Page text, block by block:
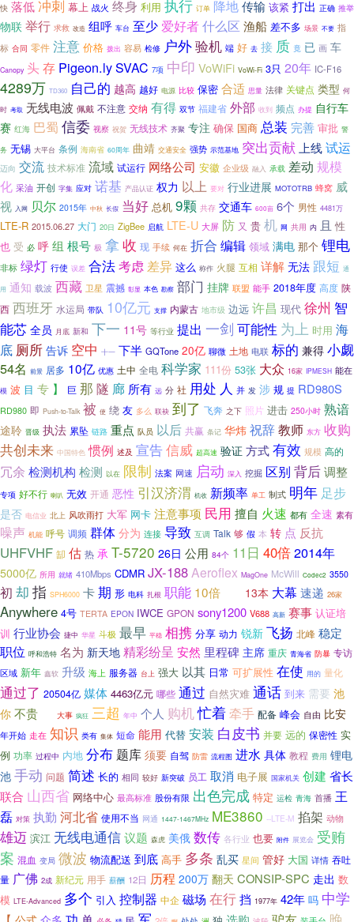
快 落低冲刺 幕上 战火 终身 利用 执行 订单 降地传输 该紧 打出 正确 推举
物联 举行 求救 改造 组呼 车台 至少 爱好者什么区 渔船 差不多 场景 不要 指
标 合同 零件 注意 价格 拨出 容易 检修 户外验机 端 好 去 接 质 竟 已 画 车
Canopy 头存 Pigeon.lySVAC 7项 中印 VoWiFi VoWi-Fi 3只 20年 IC-F16
4289万 TD360 自己的 越高 越好 电源 比较 保密 合适 思量 法律 关键点 类型 何
时 考取 无线电波 佩戴 不注意 交纳 有得 双节 福建省 外部 收到 频点 办提 自行车
赛 红海 巴蜀 信委 视察 祝贺 无线技术 齐聚 专注 确保 国商 总装 完善 审批 警
务 无锡 大平台 条例 海南省 60周年 曲靖 交通安全 强势 示范基地 突出贡献 上线试运
迈向 交流 技术标准 流域 试运行 网络公司 安徽 企业级 融入 承载 差动 规模
化 采油 开创 字集 应对 诺基 产品认证 权力 以上 要对 行业进展 MOTOTRB 蜂窝 威
视 入网 贝尔 2015年 中秋 长假 当好 总机 9颗 共存 交通车 600亩 6个 男性 4481万
LTE-R 2015.06.27 大门 20日 ZigBee 启航 LTE-U 大屏 防 又 贵 机 网 共用 内 且 性
也 受 必 呼 组 根号 极 拿收 现 手续 何在 折合 编辑 领域 满电 那个 锂电
非标 绿灯 行使 误差 合法考虑 差异 这么 称作 火腿 互相 详解 无法 跟短 通
用 通知 载波 西藏 卫星 震撼 彰显 本色 勘察 部门 挂牌 联盟 能手 2018年度 高度 陕
西 西班牙 水运局 带队 10亿元 支撑 内蒙古 地市级 边远 许昌 现代 徐州 智
能芯 全员 月底 新和 下一 11号 等行业 提出 一剑 可能性 为上 时用 海
底 厕所 告诉 空中 十一 下半 GQTone 20亿 聊微 土地 电联 标的 兼得 小觑
54名 前景 居多 10亿 优惠 土中 全电 科学家 111份 53张 大众 16家 IPMESH 能在
模 波 目 专 】 巨 那 隧 廊 所有 远 分 社 用处 人 并 发 涉 规 提 RD980S
RD980 即 Push-to-Talk 被 使 绕 友 多么 联袂 到了 飞奔 之下 照片 进击 250小时 熟谙
途聆 晋级 执法 累坠 链路 重点 队员 以后 共赢 条记 华炜 祝辞教师 东方 收购
共创未来 中国特色 惯例 述及 宣告信威 超高速 验证 方式有效 规模 高的
冗余 检测机构 检测 以在 限制 法案 网速 启动 深入 挖掘 区别 背后调整
专项 好不行 喇叭 无效 开通 恶性 引汉济渭 机收 新频率 单工 制式 明年 足步
是否 电信业 北上 风吹雨打 大军 网卡 注意事项 民用 擅自 火速 都有 全速 素有
噪声 机能 呼号 调频 群体 分为 连接 导致 互调 Talk 够 假 本 转 点 反抗
UHFVHF 缷 估 热 承 T-5720 26日 公用 84个 11日 40倍2014年
5000亿 所用 就绪 410Mbps CDMR JX-188 Aeroflex MagOne McWill Codec2 3550
初 却 指 SPH6000 卡期 形 电科 扎根 职能 10倍 13本 大幕 速递 26家
Anywhere 4号 TERTA EPON IWCE GPON sony1200 V688 高新 赛事 认证培
训 行业协会 捷中 华星 斗极 最早 平稳 相携 分享 动力 锐新 飞扬 北峰 稳定
职位 呼和浩特 名为 新天地 精彩纷呈 安然 里程碑 主席 重庆 青海省 防暴 专访
区域 新年 鑫软 升级 海上 服务器 台上 强大 以其 日常 可扩展性 在使 用的 量化
通过了 20504亿 媒体 4463亿元 哪些 通过 自然灾难 通话 到来 需要 池
你 不贵 大事 疯狂 三超 年中 个人 购机忙着牵手 配备 峰会 自由 比安
年开始 走在 知识 类有 集体 短命 能用 代替 安装 白皮书 并要 远的 保密性 实
例 功率 过程中 内地 分布题库须要 自驾 防雷 流程图 进水 具体 教程 费用 锂电
池 手动 问题 简述 长的 相同 较好 新突破 员工 取消 电子展 国家机关 创建 省长
联合 山西省 网络中心 最高标准 股份有限 出色完成 特定 运检 青海 首播 王
磊 对策 执勤 河北省 使用不当 网通 1447-1467MHz ME3860 --LTE-M 掐架 动物
雄迈 滨江 无线电通信议题 森虎 美俄 数传 各行业 也要 附件 展览会 受贿
案 混血 变局 微波 物流配送 到底 高手 多条 乱买 星间 管好 大国 详情 吞吐
量 广佛 2成 新纪元 用手 薪酬 12日 历程 200万 翻天 CONSIP-SPC 走出 数
模 LTE-Advanced 多个 引入 控制器 中企 磁场 在行挡 1977年 42年 吗 中学